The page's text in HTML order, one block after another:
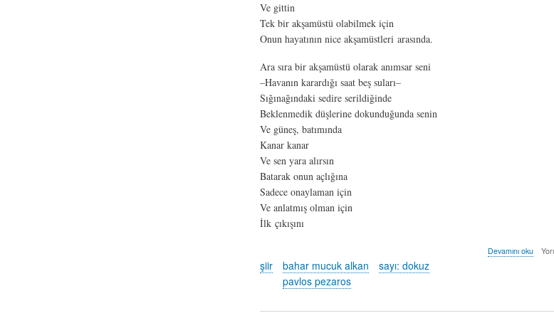
Ve gittin
Tek bir akşamüstü olabilmek için
Onun hayatının nice akşamüstleri arasında.
Ara sıra bir akşamüstü olarak anımsar seni
–Havanın karardığı saat beş suları–
Sığınağındaki sedire serildiğinde
Beklenmedik düşlerine dokunduğunda senin
Ve güneş, batımında
Kanar kanar
Ve sen yara alırsın
Batarak onun açlığına
Sadece onaylaman için
Ve anlatmış olman için
İlk çıkışını
ilk
(çev:
Devamını oku
şiir
bahar mucuk alkan
pavlos pezaros
sayı: dokuz